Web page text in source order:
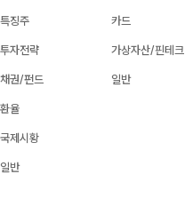
특징주
투자전략
채권/펀드
환율
국제시황
일반
카드
가상자산/핀테크
일반